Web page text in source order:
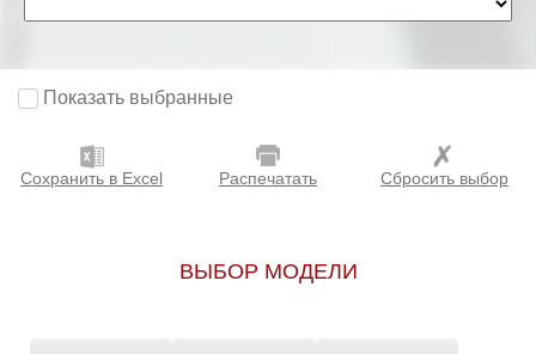
Показать выбранные
Сохранить в Excel Распечатать Сбросить выбор
ВЫБОР МОДЕЛИ